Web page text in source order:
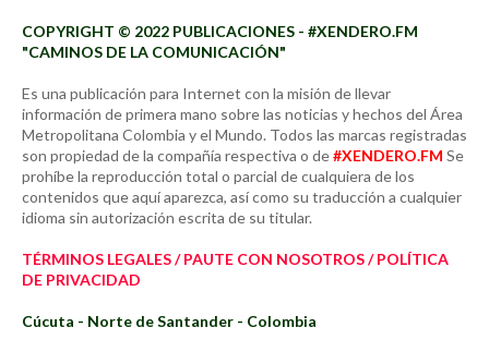
COPYRIGHT © 2022 PUBLICACIONES - #XENDERO.FM
"CAMINOS DE LA COMUNICACIÓN"
Es una publicación para Internet con la misión de llevar
información de primera mano sobre las noticias y hechos del Área
Metropolitana Colombia y el Mundo. Todos las marcas registradas
son propiedad de la compañía respectiva o de#XENDERO.FM Se
prohíbe la reproducción total o parcial de cualquiera de los
contenidos que aquí aparezca, así como su traducción a cualquier
idioma sin autorización escrita de su titular.
TÉRMINOS LEGALES / PAUTE CON NOSOTROS / POLÍTICA
DE PRIVACIDAD
Cúcuta - Norte de Santander - Colombia